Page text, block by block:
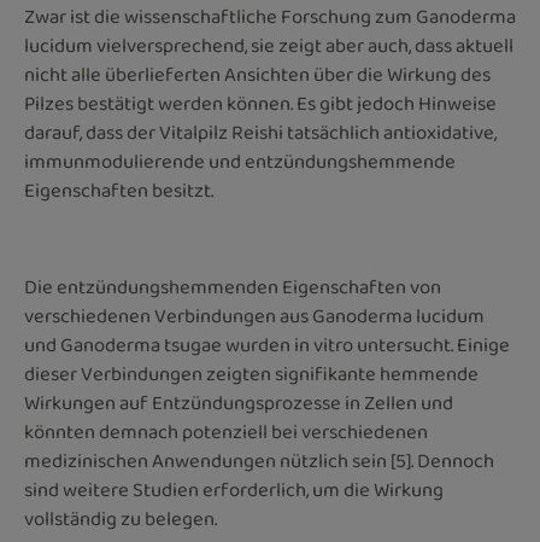
Zwar ist die wissenschaftliche Forschung zum Ganoderma
lucidum vielversprechend, sie zeigt aber auch, dass aktuell
nicht alle überlieferten Ansichten über die Wirkung des
Pilzes bestätigt werden können. Es gibt jedoch Hinweise
darauf, dass der Vitalpilz Reishi tatsächlich antioxidative,
immunmodulierende und entzündungshemmende
Eigenschaften besitzt.
Die entzündungshemmenden Eigenschaften von
verschiedenen Verbindungen aus Ganoderma lucidum
und Ganoderma tsugae wurden in vitro untersucht. Einige
dieser Verbindungen zeigten signifikante hemmende
Wirkungen auf Entzündungsprozesse in Zellen und
könnten demnach potenziell bei verschiedenen
medizinischen Anwendungen nützlich sein [5]. Dennoch
sind weitere Studien erforderlich, um die Wirkung
vollständig zu belegen.